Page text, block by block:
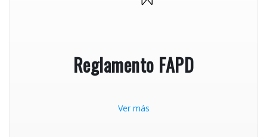
Reglamento FAPD
Ver más